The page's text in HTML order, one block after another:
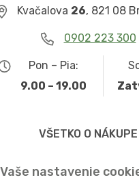
Vaše nastavenie
Kvačalova 26, 821 08
0902 223 300
Pon – Pia:
9.00 – 19.00
VŠETKO O NÁKUPE